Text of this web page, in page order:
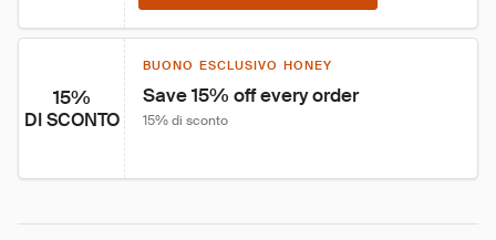
15%
DI SCONTO
BUONO ESCLUSIVO HONEY
Save 15% off every order
15% di sconto